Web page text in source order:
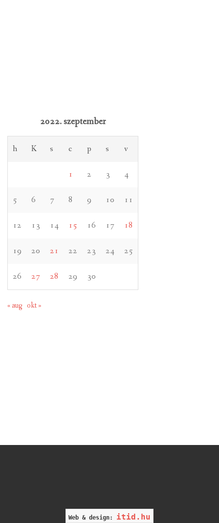
2022. szeptember
h K s c p s v
1 2 3 4
5 6 7 8 9 10 11
12 13 14 15 16 17 18
19 20 21 22 23 24 25
26 27 28 29 30
« aug okt »
Web & design: itid.hu